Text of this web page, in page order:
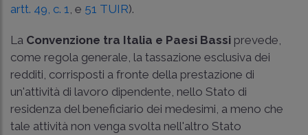
artt. 49, c. 1 , e 51 TUIR).
La Convenzione tra Italia e Paesi Bassi prevede,
come regola generale, la tassazione esclusiva dei
redditi, corrisposti a fronte della prestazione di
un'attività di lavoro dipendente, nello Stato di
residenza del beneficiario dei medesimi, a meno che
tale attività non venga svolta nell'altro Stato